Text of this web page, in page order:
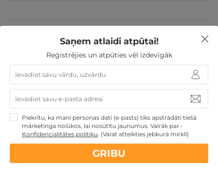
Atpūta pie jūras
Dāvanas Sieviešu dienā
Dāvanu idejas
Dāvanas ar SPA
Veselības atpūta -
Dāvanas VIŅAI
Jaunumi
Nekādas apkalpošanas un administrācijas maksas
naudas atmaksas garantija
Saņem atlaidi atpūtai!
Reģistrējies un atpūties vēl izdevīgāk
Piekrītu, ka mani personas dati (e-pasts) tiks apstrādāti tiešā
mārketinga nolūkos, lai nosūtītu jaunumus. Vairāk par -
Konfidencialitātes politiku. (Varat atteikties jebkurā mirklī)
GRIBU